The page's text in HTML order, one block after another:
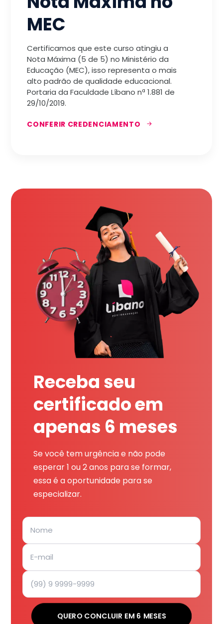
MEC
Certificamos que este curso atingiu a
Nota Máxima (5 de 5) no Ministério da
Educação (MEC), isso representa o mais
alto padrão de qualidade educacional.
Portaria da Faculdade Líbano nª 1.881 de
29/10/2019.
CONFERIR CREDENCIAMENTO
Receba seu
certificado em
apenas 6 meses
Se você tem urgência e não pode
esperar 1 ou 2 anos para se formar,
essa é a oportunidade para se
especializar.
QUERO CONCLUIR EM 6 MESES